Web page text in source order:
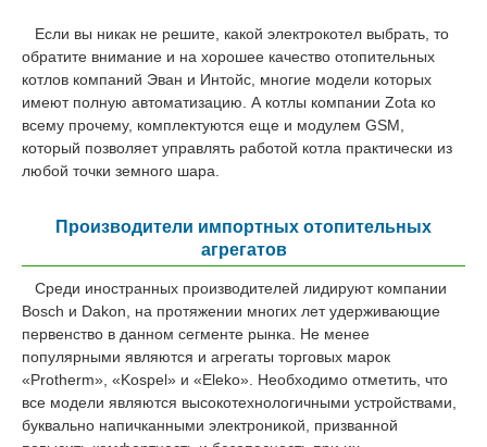
Если вы никак не решите, какой электрокотел выбрать, то
обратите внимание и на хорошее качество отопительных
котлов компаний Эван и Интойс, многие модели которых
имеют полную автоматизацию. А котлы компании Zota ко
всему прочему, комплектуются еще и модулем GSM,
который позволяет управлять работой котла практически из
любой точки земного шара.
Производители импортных отопительных
агрегатов
Среди иностранных производителей лидируют компании
Bosch и Dakon, на протяжении многих лет удерживающие
первенство в данном сегменте рынка. Не менее
популярными являются и агрегаты торговых марок
«Protherm», «Kospel» и «Eleko». Необходимо отметить, что
все модели являются высокотехнологичными устройствами,
буквально напичканными электроникой, призванной